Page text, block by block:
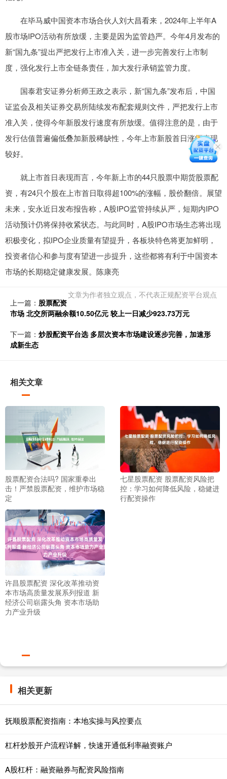
在毕马威中国资本市场合伙人刘大昌看来，2024年上半年A
股市场IPO活动有所放缓，主要是因为监管趋严。今年4月发布的
新“国九条”提出严把发行上市准入关，进一步完善发行上市制
度，强化发行上市全链条责任，加大发行承销监管力度。
国泰君安证券分析师王政之表示，新“国九条”发布后，中国
证监会及相关证券交易所陆续发布配套规则文件，严把发行上市
准入关，使得今年新股发行速度有所放缓。值得注意的是，由于
发行估值普遍偏低叠加新股稀缺性，今年上市新股首日涨幅表现
较好。
就上市首日表现而言，今年新上市的44只股票中期货股票配
资，有24只个股在上市首日取得超100%的涨幅，股价翻倍。展望
未来，安永近日发布报告称，A股IPO监管持续从严，短期内IPO
活动预计仍将保持收紧状态。与此同时，A股IPO市场生态将出现
积极变化，拟IPO企业质量有望提升，各板块特色将更加鲜明，
投资者信心和参与度有望进一步提升，这些都将有利于中国资本
市场的长期稳定健康发展。陈康亮
文章为作者独立观点，不代表正规配资平台观点
上一篇： 股票配资
市场 北交所两融余额10.50亿元 较上一日减少923.73万元
下一篇： 炒股配资平台选 多层次资本市场建设逐步完善，加速形
成新生态
相关文章
股票配资合法吗? 国家重拳出
击！严禁股票配资，维护市场稳
定
七星股票配资 股票配资风险把
控：学习如何降低风险，稳健进
行配资操作
许昌股票配资 深化改革推动资
本市场高质量发展系列报道 新
经济公司崭露头角 资本市场助
力产业升级
相关更新
抚顺股票配资指南：本地实操与风控要点
杠杆炒股开户流程详解，快速开通低利率融资账户
A股杠杆：融资融券与配资风险指南